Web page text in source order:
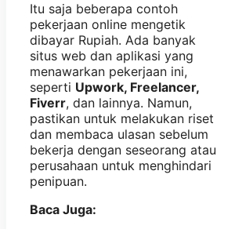
Itu saja beberapa contoh
pekerjaan online mengetik
dibayar Rupiah. Ada banyak
situs web dan aplikasi yang
menawarkan pekerjaan ini,
seperti Upwork, Freelancer,
Fiverr, dan lainnya. Namun,
pastikan untuk melakukan riset
dan membaca ulasan sebelum
bekerja dengan seseorang atau
perusahaan untuk menghindari
penipuan.
Baca Juga: